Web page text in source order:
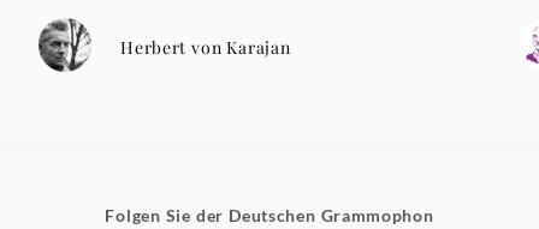
Herbert von Karajan
Folgen Sie der Deutschen Grammophon